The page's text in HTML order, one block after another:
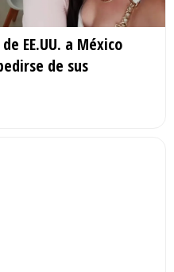
EE.UU. a México
de sus